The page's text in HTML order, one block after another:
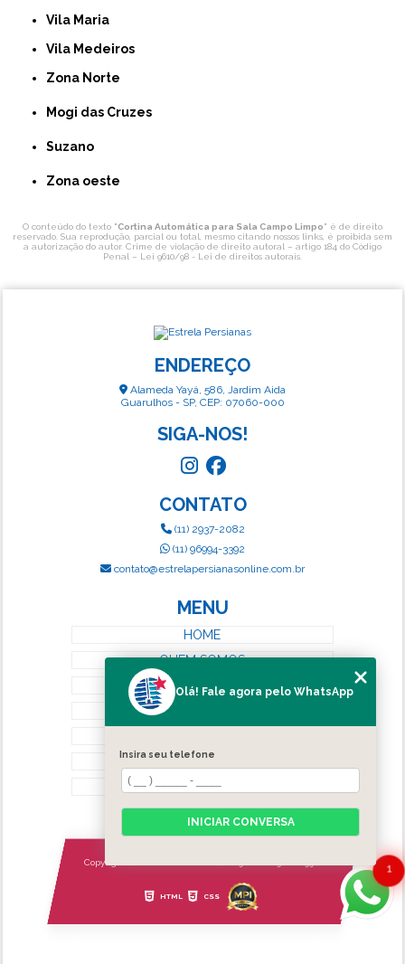
Vila Maria
Vila Medeiros
Zona Norte
Mogi das Cruzes
Suzano
Zona oeste
O conteúdo do texto "Cortina Automática para Sala Campo Limpo" é de direito
reservado. Sua reprodução, parcial ou total, mesmo citando nossos links, é proibida sem
a autorização do autor. Crime de violação de direito autoral – artigo 184 do Código
Penal – Lei 9610/98 - Lei de direitos autorais.
ENDEREÇO
Alameda Yayá, 586, Jardim Aida
Guarulhos - SP, CEP: 07060-000
SIGA-NOS!
CONTATO
(11) 2937-2082
(11) 96994-3392
contato@estrelapersianasonline.com.br
MENU
HOME
QUEM SOMOS
SERVIÇOS
CATEGORIAS
MAPA DO SITE
Copyright © Estrela Persianas. (Lei 9610 de 19/02/1998)
HTML CSS
1
Olá! Fale agora pelo WhatsApp
Insira seu telefone
INICIAR CONVERSA